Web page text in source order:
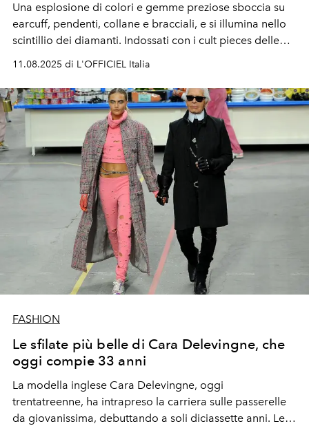
Una esplosione di colori e gemme preziose sboccia su
earcuff, pendenti, collane e bracciali, e si illumina nello
scintillio dei diamanti. Indossati con i cult pieces delle
collezioni pre-fall 2025.
11.08.2025 di L'OFFICIEL Italia
FASHION
Le sfilate più belle di Cara Delevingne, che
oggi compie 33 anni
La modella inglese Cara Delevingne, oggi
trentatreenne, ha intrapreso la carriera sulle passerelle
da giovanissima, debuttando a soli diciassette anni. Le